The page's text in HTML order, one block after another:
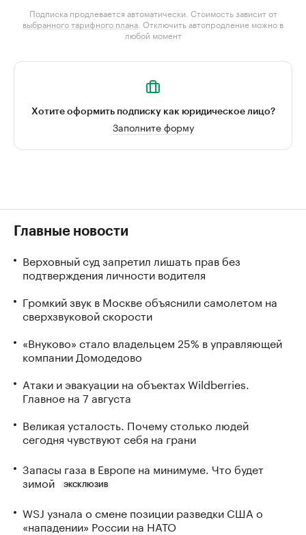
Подписка продлевается автоматически. Стоимость зависит от
выбранного тарифного плана . Отключить автопродление можно в
любой момент
Хотите оформить подписку как юридическое лицо?
Заполните форму
Главные новости
Верховный суд запретил лишать прав без
подтверждения личности водителя
Громкий звук в Москве объяснили самолетом на
сверхзвуковой скорости
«Внуково» стало владельцем 25% в управляющей
компании Домодедово
Атаки и эвакуации на объектах Wildberries.
Главное на 7 августа
Великая усталость. Почему столько людей
сегодня чувствуют себя на грани
Запасы газа в Европе на минимуме. Что будет
зимой
ЭКСКЛЮЗИВ
WSJ узнала о смене позиции разведки США о
«нападении» России на НАТО